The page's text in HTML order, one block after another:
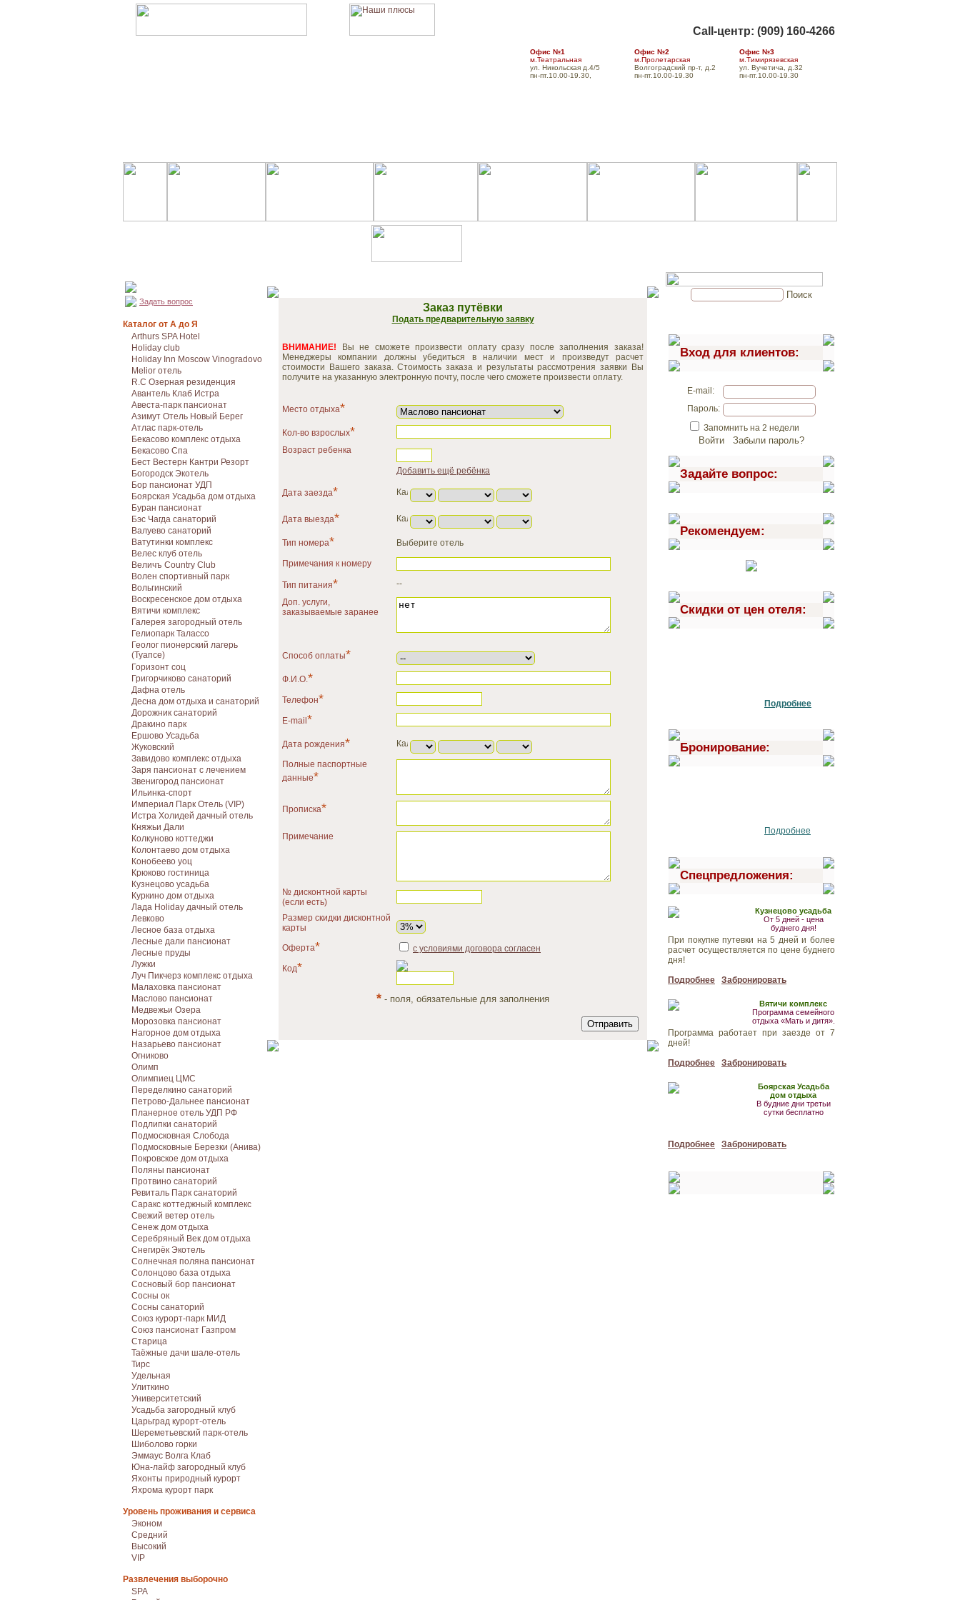
Call-центр: (909) 160-4266
Офис №1
м.Театральная
ул. Никольская д.4/5
пн-пт.10.00-19.30,
Офис №2
м.Пролетарская
Волгоградский пр-т, д.2
пн-пт.10.00-19.30
Офис №3
м.Тимирязевская
ул. Вучетича, д.32
пн-пт.10.00-19.30
Задать вопрос
Каталог от А до Я
Arthurs SPA Hotel
Holiday club
Holiday Inn Moscow Vinogradovo
Melior отель
R.C Озерная резиденция
Авантель Клаб Истра
Авеста-парк пансионат
Азимут Отель Новый Берег
Атлас парк-отель
Бекасово комплекс отдыха
Бекасово Спа
Бест Вестерн Кантри Резорт
Богородск Экотель
Бор пансионат УДП
Боярская Усадьба дом отдыха
Буран пансионат
Бэс Чагда санаторий
Валуево санаторий
Ватутинки комплекс
Велес клуб отель
Величъ Country Club
Волен спортивный парк
Вольгинский
Воскресенское дом отдыха
Вятичи комплекс
Галерея загородный отель
Гелиопарк Талассо
Геолог пионерский лагерь
(Туапсе)
Горизонт соц
Григорчиково санаторий
Дафна отель
Десна дом отдыха и санаторий
Дорожник санаторий
Дракино парк
Ершово Усадьба
Жуковский
Завидово комплекс отдыха
Заря пансионат с лечением
Звенигород пансионат
Ильинка-спорт
Империал Парк Отель (VIP)
Истра Холидей дачный отель
Княжьи Дали
Колкуново коттеджи
Колонтаево дом отдыха
Конобеево уоц
Крюково гостиница
Кузнецово усадьба
Куркино дом отдыха
Лада Holiday дачный отель
Левково
Лесное база отдыха
Лесные дали пансионат
Лесные пруды
Лужки
Луч Пикчерз комплекс отдыха
Малаховка пансионат
Маслово пансионат
Медвежьи Озера
Морозовка пансионат
Нагорное дом отдыха
Назарьево пансионат
Огниково
Олимп
Олимпиец ЦМС
Переделкино санаторий
Петрово-Дальнее пансионат
Планерное отель УДП РФ
Подлипки санаторий
Подмосковная Cлобода
Подмосковные Березки (Анива)
Покровское дом отдыха
Поляны пансионат
Протвино санаторий
Ревиталь Парк санаторий
Саракс коттеджный комплекс
Свежий ветер отель
Сенеж дом отдыха
Серебряный Век дом отдыха
Снегирёк Экотель
Солнечная поляна пансионат
Солонцово база отдыха
Сосновый бор пансионат
Сосны ок
Сосны санаторий
Союз курорт-парк МИД
Союз пансионат Газпром
Старица
Таёжные дачи шале-отель
Тирс
Удельная
Улиткино
Университетский
Усадьба загородный клуб
Царьград курорт-отель
Шереметьевский парк-отель
Шиболово горки
Эммаус Волга Клаб
Юна-лайф загородный клуб
Яхонты природный курорт
Яхрома курорт парк
Уровень проживания и сервиса
Эконом
Средний
Высокий
VIP
Развлечения выборочно
SPA
Заказ путёвки
Подать предварительную заявку
ВНИМАНИЕ! Вы не сможете произвести оплату сразу после заполнения заказа!
Менеджеры компании должны убедиться в наличии мест и произведут расчет
стоимости Вашего заказа. Стоимость заказа и результаты рассмотрения заявки Вы
получите на указанную электронную почту, после чего сможете произвести оплату.
Место отдыха*
Кол-во взрослых*
Возраст ребенка
Добавить ещё ребёнка
Дата заезда*
Дата выезда*
Тип номера* Выберите отель
Примечания к номеру
Тип питания*
--
Доп. услуги,
заказываемые заранее
Способ оплаты*
Ф.И.О.*
Телефон*
E-mail *
Дата рождения*
Полные паспортные
данные*
Прописка*
Примечание
№ дисконтной карты
(если есть)
Размер скидки дисконтной
карты
Оферта*
с условиями договора согласен
Код*
* - поля, обязательные для заполнения
Поиск
Вход для клиентов:
E-mail:
Пароль:
Запомнить на 2 недели
Войти Забыли пароль?
Задайте вопрос:
Рекомендуем:
Скидки от цен отеля:
Подробнее
Бронирование:
Подробнее
Спецпредложения:
Кузнецово усадьба
От 5 дней - цена
буднего дня!
При покупке путевки на 5 дней и более
расчет осуществляется по цене буднего
дня!
Подробнее
Забронировать
Вятичи комплекс
Программа семейного
отдыха «Мать и дитя».
Программа работает при заезде от 7
дней!
Подробнее
Забронировать
Боярская Усадьба
дом отдыха
В будние дни третьи
сутки бесплатно
Подробнее Забронировать